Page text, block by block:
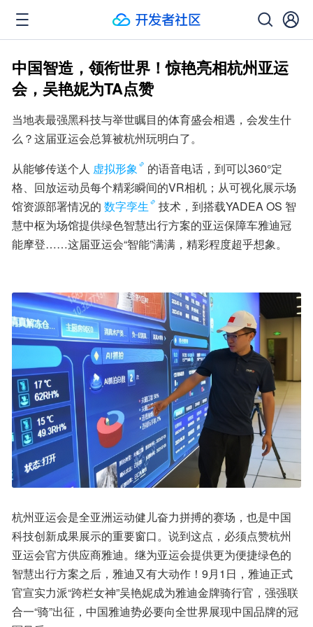
中国智造，领衔世界！惊艳亮相杭州亚运
会，吴艳妮为TA点赞
当地表最强黑科技与举世瞩目的体育盛会相遇，会发生什
么？这届亚运会总算被杭州玩明白了。
从能够传送个人 虚拟形象
的语音电话，到可以360°定
格、回放运动员每个精彩瞬间的VR相机；从可视化展示场
馆资源部署情况的 数字孪生
技术，到搭载YADEA OS 智
慧中枢为场馆提供绿色智慧出行方案的亚运保障车雅迪冠
能摩登……这届亚运会“智能”满满，精彩程度超乎想象。
杭州亚运会是全亚洲运动健儿奋力拼搏的赛场，也是中国
科技创新成果展示的重要窗口。说到这点，必须点赞杭州
亚运会官方供应商雅迪。继为亚运会提供更为便捷绿色的
智慧出行方案之后，雅迪又有大动作！9月1日，雅迪正式
官宣实力派“跨栏女神”吴艳妮成为雅迪金牌骑行官，强强联
合一“骑”出征，中国雅迪势必要向全世界展现中国品牌的冠